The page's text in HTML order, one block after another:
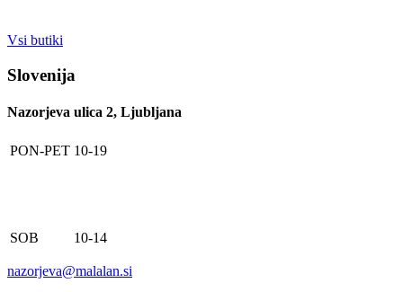
Vsi butiki
Slovenija
Nazorjeva ulica 2, Ljubljana
PON-PET 10-19
SOB 10-14
nazorjeva@malalan.si